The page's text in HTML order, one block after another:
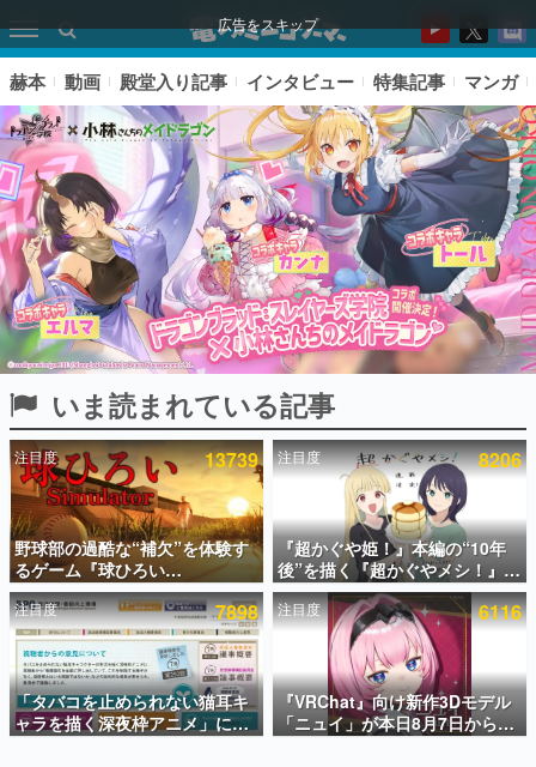
広告をスキップ
ピックアップ
電ファミのいま読まれている記事ランキング
アプリセール情報
インタビュー
連載・特集一覧
殿堂入り記事
SNS拡散数が数千以上！ ページビュー数万以上！ などな
ど。多くの人々に読まれた、電ファミ渾身の“殿堂入り”記
事をまとめました。
赫本 動画 殿堂入り記事 インタビュー 特集記事 マンガ
いま読まれている記事
注目度 13739
野球部の過酷な“補欠”を体験す
るゲーム『球ひろい
Simulator』が「1件」のウィッ
シュリストをもとにチェコ語に
対応しSNSで話題に。『キング
ダム・カム』開発元やチェコの
プロ野球選手から称賛の声
注目度 8206
『超かぐや姫！』本編の“10年
後”を描く『超かぐやメシ！』
Web連載決定。新たなWebマン
ガレーベル「ビビビコミック」
にて特別話が掲載スタート、あ
のお話には…まだ続きがある！
注目度 7898
「タバコを止められない猫耳キ
ャラを描く深夜枠アニメ」に視
聴者の一部から批判意見。違法
注目度 6116
『VRChat』向け新作3Dモデル
「ニュイ」が本日8月7日から
BOOTHにて発売。瞳に光る星